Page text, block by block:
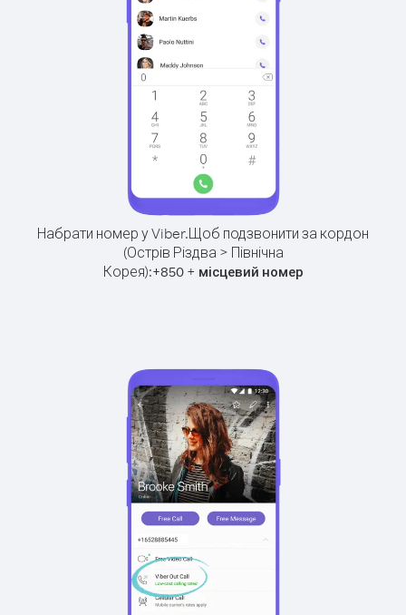
Набрати номер у Viber.Щоб подзвонити за кордон
(Острів Різдва > Північна
Корея):+850+ місцевий номер